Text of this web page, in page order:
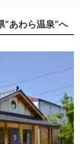
”あわら温泉”へ